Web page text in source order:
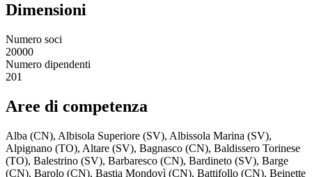
Dimensioni
Numero soci
20000
Numero dipendenti
201
Aree di competenza
Alba (CN), Albisola Superiore (SV), Albissola Marina (SV),
Alpignano (TO), Altare (SV), Bagnasco (CN), Baldissero Torinese
(TO), Balestrino (SV), Barbaresco (CN), Bardineto (SV), Barge
(CN), Barolo (CN), Bastia Mondovì (CN), Battifollo (CN), Beinette